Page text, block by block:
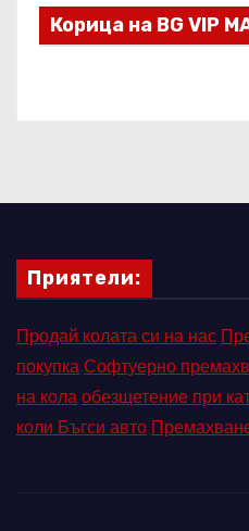
Корица на BG VIP
Приятели:
Продай колата си на нас
покупкаСофтуерно
на колаобезщетение при
коли Бъгси авто